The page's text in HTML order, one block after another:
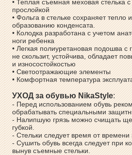
• Теплая съемная меховая стелька
прослойкой
• Фольга в стельке сохраняет тепло
образованию конденсата.
• Колодка разработана с учетом
ноги ребенка
• Легкая полиуретановая подошва с
не скользит, устойчива, обладает
и износостойкостью
• Светоотражающие элементы
• Комфортная температура
УХОД за обувью NikaStyle:
- Перед использованием обувь
обрабатывать специальными
- Налипшую грязь можно счищать
губкой.
- Стельки следует время от
- Сушить обувь всегда следует при
вынув съемные стельки.